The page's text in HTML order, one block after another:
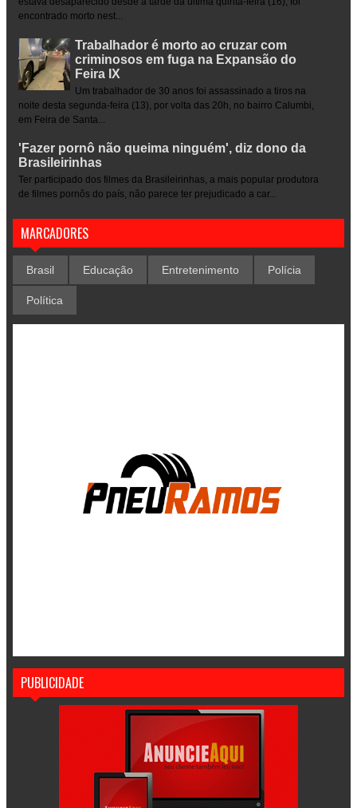
encontrado morto nest...
Trabalhador é morto ao cruzar com
criminosos em fuga na Expansão do
Feira IX
Um trabalhador de 30 anos foi assassinado a tiros na
noite desta segunda-feira (13), por volta das 20h, no bairro Calumbi,
em Feira de Santa...
'Fazer pornô não queima ninguém', diz dono da
Brasileirinhas
Ter participado dos filmes da Brasileirinhas, a mais popular produtora
de filmes pornôs do país, não parece ter prejudicado a car...
MARCADORES
Brasil Educação Entretenimento Polícia
Política
PUBLICIDADE